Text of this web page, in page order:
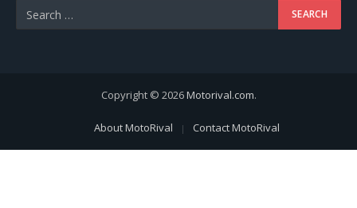
Copyright © 2026Motorival.com.
About MotoRival Contact MotoRival